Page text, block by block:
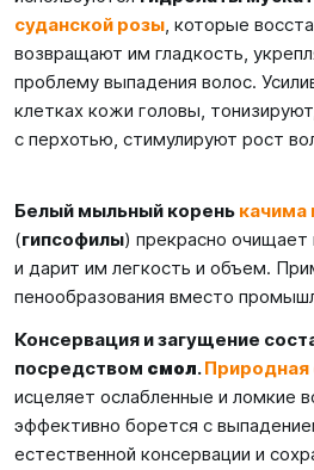
суданской розы, которые
возвращают им гладкость,
проблему выпадения волос.
клетках кожи головы,
с перхотью, стимулируют рост
Белый мыльный корень качима
(гипсофилы) прекрасно очищает
и дарит им легкость и объем.
пенообразования вместо
Консервация и загущение
посредством смол.Природная
исцеляет ослабленные и ломкие
эффективно борется с
естественной консервации и